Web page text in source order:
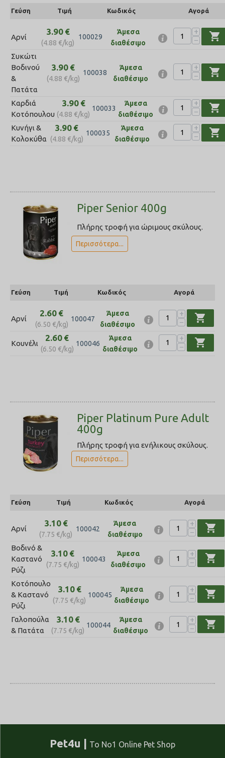
Γεύση Τιμή Κωδικός Αγορά
Αρνί
3.90 €
(4.88 €/kg)
100029
Άμεσα
διαθέσιμο
+
−
shopping_cart
Συκώτι
Βοδινού
&
Πατάτα
3.90 €
(4.88 €/kg)
100038
Άμεσα
διαθέσιμο
+
−
shopping_cart
Καρδιά
Κοτόπουλου
3.90 €
(4.88 €/kg)
100033
Άμεσα
διαθέσιμο
+
−
shopping_cart
Κυνήγι &
Κολοκύθα
3.90 €
(4.88 €/kg)
100035
Άμεσα
διαθέσιμο
+
−
shopping_cart
Piper Senior 400g
Πλήρης τροφή για ώριμους σκύλους.
Περισσότερα...
Γεύση Τιμή Κωδικός Αγορά
Αρνί
2.60 €
(6.50 €/kg)
100047
Άμεσα
διαθέσιμο
+
−
shopping_cart
Κουνέλι
2.60 €
(6.50 €/kg)
100046
Άμεσα
διαθέσιμο
+
−
shopping_cart
Piper Platinum Pure Adult
400g
Πλήρης τροφή για ενήλικους σκύλους.
Περισσότερα...
Γεύση Τιμή Κωδικός Αγορά
Αρνί
3.10 €
(7.75 €/kg)
100042
Άμεσα
διαθέσιμο
+
−
shopping_cart
Βοδινό &
Καστανό
Ρύζι
3.10 €
(7.75 €/kg)
100043
Άμεσα
διαθέσιμο
+
−
shopping_cart
Κοτόπουλο
& Καστανό
Ρύζι
3.10 €
(7.75 €/kg)
100045
Άμεσα
διαθέσιμο
+
−
shopping_cart
Γαλοπούλα
& Πατάτα
3.10 €
(7.75 €/kg)
100044
Άμεσα
διαθέσιμο
+
−
shopping_cart
Pet4u | Το No1 Online Pet Shop